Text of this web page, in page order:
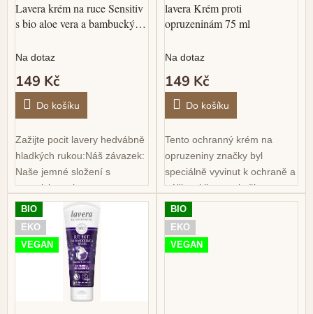
Lavera krém na ruce Sensitiv
s bio aloe vera a bambuckým
Na dotaz
149 Kč
Do košíku
Zažijte pocit lavery hedvábně
hladkých rukou:Náš závazek:
Naše jemné složení s
organickou aloe vera a
organickým bambuckým
máslem intenzivně pečuje o
vaše ruce.- Rychle se...
lavera Krém proti
opruzeninám 75 ml
Na dotaz
149 Kč
Do košíku
Tento ochranný krém na
opruzeniny značky byl
speciálně vyvinut k ochraně a
péči o citlivou pokožku v
oblasti plen. Díky přírodnímu
složení vyrobenému z bio
aloe vera a zinku je...
BIO
EKO
VEGAN
BIO
EKO
VEGAN